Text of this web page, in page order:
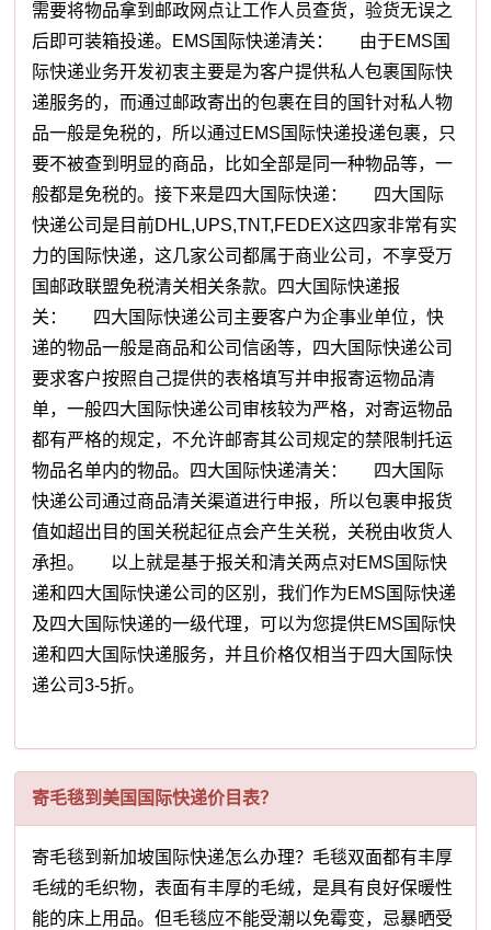
需要将物品拿到邮政网点让工作人员查货，验货无误之
后即可装箱投递。EMS国际快递清关： 由于EMS国
际快递业务开发初衷主要是为客户提供私人包裹国际快
递服务的，而通过邮政寄出的包裹在目的国针对私人物
品一般是免税的，所以通过EMS国际快递投递包裹，只
要不被查到明显的商品，比如全部是同一种物品等，一
般都是免税的。接下来是四大国际快递： 四大国际
快递公司是目前DHL,UPS,TNT,FEDEX这四家非常有实
力的国际快递，这几家公司都属于商业公司，不享受万
国邮政联盟免税清关相关条款。四大国际快递报
关： 四大国际快递公司主要客户为企事业单位，快
递的物品一般是商品和公司信函等，四大国际快递公司
要求客户按照自己提供的表格填写并申报寄运物品清
单，一般四大国际快递公司审核较为严格，对寄运物品
都有严格的规定，不允许邮寄其公司规定的禁限制托运
物品名单内的物品。四大国际快递清关： 四大国际
快递公司通过商品清关渠道进行申报，所以包裹申报货
值如超出目的国关税起征点会产生关税，关税由收货人
承担。 以上就是基于报关和清关两点对EMS国际快
递和四大国际快递公司的区别，我们作为EMS国际快递
及四大国际快递的一级代理，可以为您提供EMS国际快
递和四大国际快递服务，并且价格仅相当于四大国际快
递公司3-5折。
寄毛毯到美国国际快递价目表？
寄毛毯到新加坡国际快递怎么办理？毛毯双面都有丰厚
毛绒的毛织物，表面有丰厚的毛绒，是具有良好保暖性
能的床上用品。但毛毯应不能受潮以免霉变，忌暴晒受